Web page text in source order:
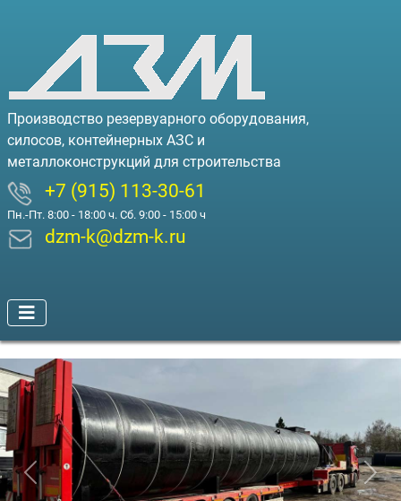
Производство резервуарного оборудования,
силосов, контейнерных АЗС и
металлоконструкций для строительства
+7 (915) 113-30-61
Пн.-Пт. 8:00 - 18:00 ч. Сб. 9:00 - 15:00 ч
dzm-k@dzm-k.ru
Предыдущий